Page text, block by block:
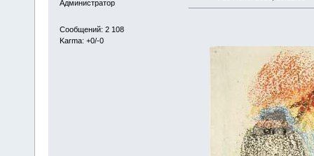
Администратор
Сообщений: 2 108
Karma: +0/-0